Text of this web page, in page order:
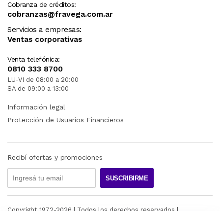
Cobranza de créditos:
cobranzas@fravega.com.ar
Servicios a empresas:
Ventas corporativas
Venta telefónica:
0810 333 8700
LU-VI de 08:00 a 20:00
SA de 09:00 a 13:00
Información legal
Protección de Usuarios Financieros
Recibí ofertas y promociones
SUSCRIBIRME